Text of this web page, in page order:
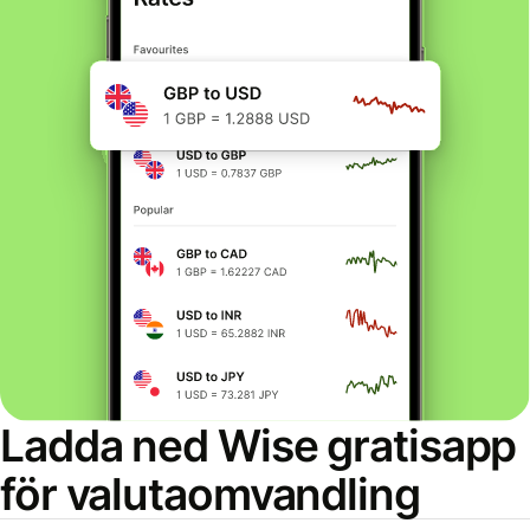
Ladda ned Wise gratisapp
för valutaomvandling